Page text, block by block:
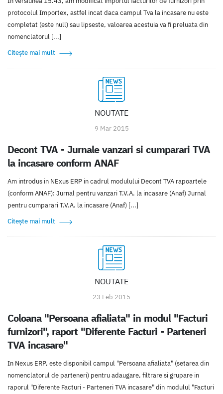
protocolul Importex, astfel incat daca campul Tva la incasare nu este
completat (este null) sau lipseste, valoarea acestuia va fi preluata din
nomenclatorul [...]
Citește mai mult
NOUTATE
9 Mar 2015
Decont TVA - Jurnale vanzari si cumparari TVA
la incasare conform ANAF
Am introdus in NExus ERP in cadrul modulului Decont TVA rapoartele
(conform ANAF): Jurnal pentru vanzari T.V.A. la incasare (Anaf) Jurnal
pentru cumparari T.V.A. la incasare (Anaf) [...]
Citește mai mult
NOUTATE
23 Feb 2015
Coloana "Persoana afialiata" in modul "Facturi
furnizori", raport "Diferente Facturi - Parteneri
TVA incasare"
In Nexus ERP, este disponibil campul "Persoana afialiata" (setarea din
nomenclatorul de parteneri) pentru adaugare, filtrare si grupare in
raporul "Diferente Facturi - Parteneri TVA incasare" din modulul "Facturi